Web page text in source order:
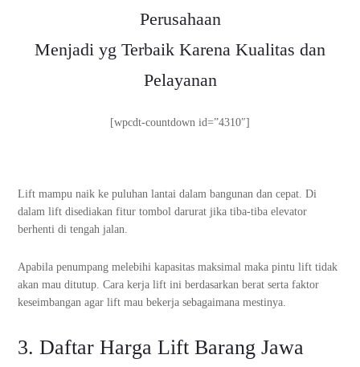
Perusahaan
Menjadi yg Terbaik Karena Kualitas dan
Pelayanan
[wpcdt-countdown id=”4310″]
Lift mampu naik ke puluhan lantai dalam bangunan dan cepat. Di
dalam lift disediakan fitur tombol darurat jika tiba-tiba elevator
berhenti di tengah jalan.
Apabila penumpang melebihi kapasitas maksimal maka pintu lift tidak
akan mau ditutup. Cara kerja lift ini berdasarkan berat serta faktor
keseimbangan agar lift mau bekerja sebagaimana mestinya.
3. Daftar Harga Lift Barang Jawa